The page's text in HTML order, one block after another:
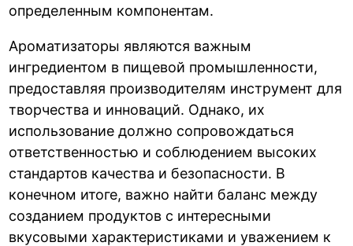
определенным компонентам.
Ароматизаторы являются важным
ингредиентом в пищевой промышленности,
предоставляя производителям инструмент для
творчества и инноваций. Однако, их
использование должно сопровождаться
ответственностью и соблюдением высоких
стандартов качества и безопасности. В
конечном итоге, важно найти баланс между
созданием продуктов с интересными
вкусовыми характеристиками и уважением к